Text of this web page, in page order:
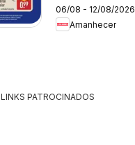
06/08 - 12/08/2026
Amanhecer
LINKS PATROCINADOS